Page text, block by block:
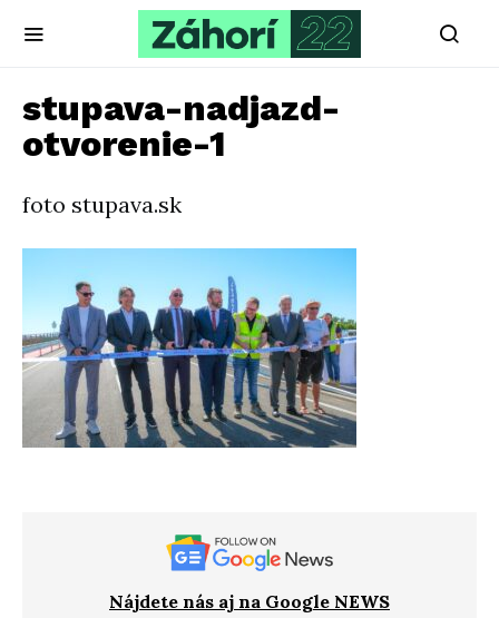
stupava-nadjazd-
otvorenie-1
foto stupava.sk
Nájdete nás aj na Google NEWS